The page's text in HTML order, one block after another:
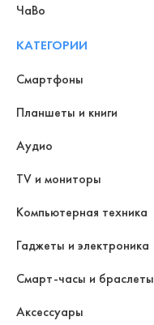
ЧаВо
КАТЕГОРИИ
Смартфоны
Планшеты и книги
Аудио
TV и мониторы
Компьютерная техника
Гаджеты и электроника
Смарт-часы и браслеты
Аксессуары